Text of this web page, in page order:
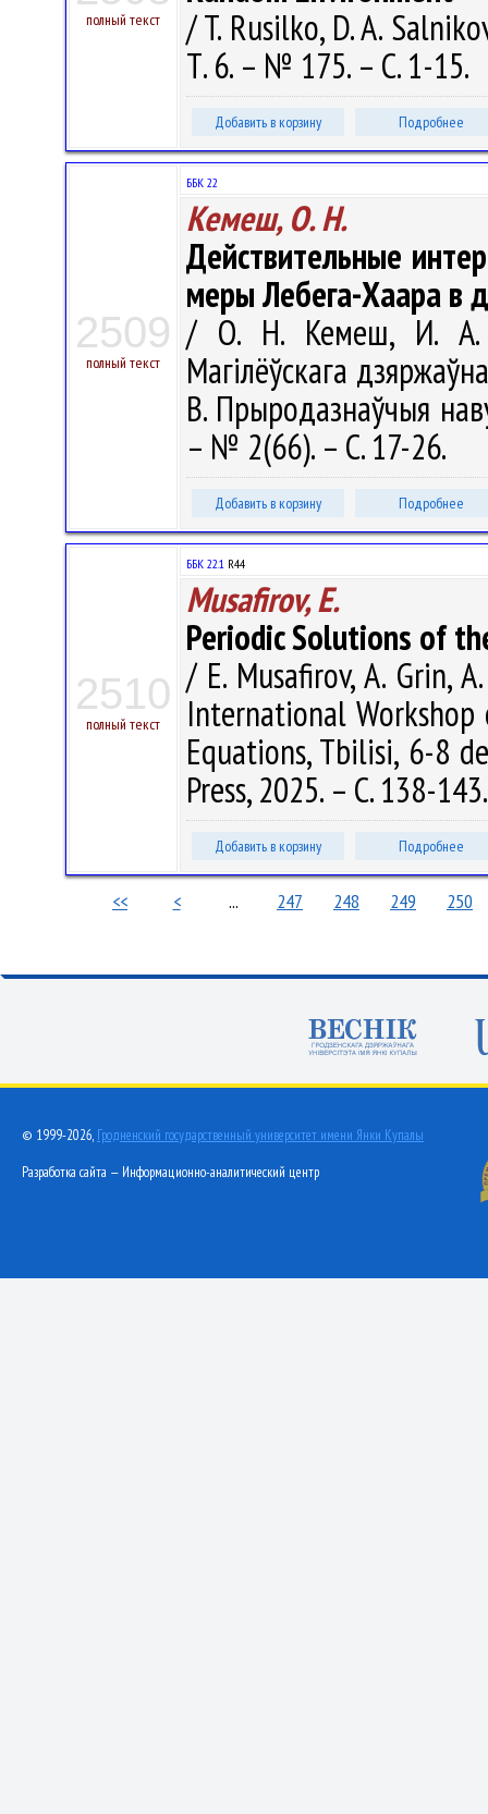
полный текст
/ T. Rusilko, D. A.
Т. 6. – № 175. – С. 1-15.
Добавить в корзину Подробнее
2509
полный текст
ББК 22
Кемеш, О. Н.
Действительные
меры Лебега-Хаара в
/ О. Н. Кемеш, И. А.
Магілёўскага
B. Прыродазнаўчыя
– № 2(66). – С. 17-26.
Добавить в корзину Подробнее
2510
полный текст
ББК 22.1 R44
Musafirov, E.
Periodic Solutions of
/ E. Musafirov, A. Grin,
International
Equations, Tbilisi, 6-8
Press, 2025. – С. 138-
Добавить в корзину Подробнее
<< < ... 247 248 249 250
© 1999-2026, Гродненский государственный университет имени Янки Купалы
Разработка сайта — Информационно-аналитический центр